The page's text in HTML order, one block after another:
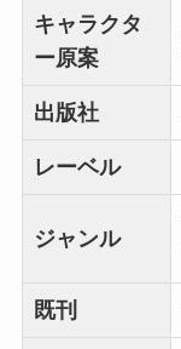
キャラクタ
ー原案
出版社
レーベル
ジャンル
既刊